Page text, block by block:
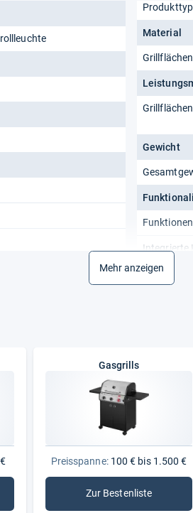
Produkttyp
Material
Gewicht
Funktionen
Integrierte
Mehr anzeigen
Gasgrills
Preisspanne:100 € bis 1.500 €
Zur Bestenliste
: Gasgrills